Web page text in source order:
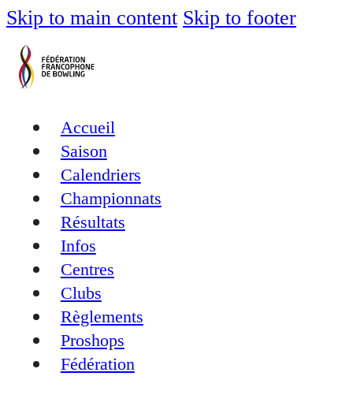
Skip to main content Skip to footer
Accueil
Saison
Calendriers
Championnats
Résultats
Infos
Centres
Clubs
Règlements
Proshops
Fédération